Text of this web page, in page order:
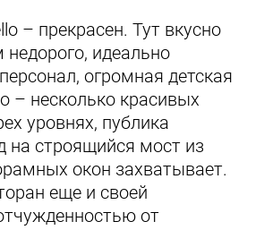
– прекрасен. Тут вкусно
недорого, идеально
огромная детская
– несколько красивых
уровнях, публика
на строящийся мост из
окон захватывает.
еще и своей
от